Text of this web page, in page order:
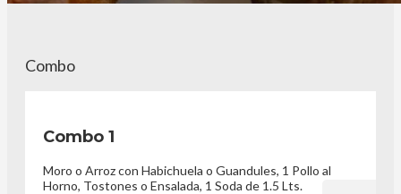
Combo
Combo 1
Moro o Arroz con Habichuela o Guandules, 1 Pollo al
Horno, Tostones o Ensalada, 1 Soda de 1.5 Lts.